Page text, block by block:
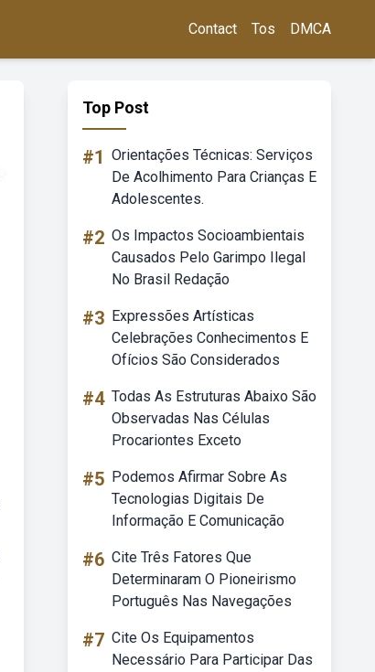
Contact Tos DMCA
Top Post
#1 Orientações Técnicas: Serviços
De Acolhimento Para Crianças E
Adolescentes.
#2 Os Impactos Socioambientais
Causados Pelo Garimpo Ilegal
No Brasil Redação
#3 Expressões Artísticas
Celebrações Conhecimentos E
Ofícios São Considerados
#4 Todas As Estruturas Abaixo São
Observadas Nas Células
Procariontes Exceto
#5 Podemos Afirmar Sobre As
Tecnologias Digitais De
Informação E Comunicação
#6 Cite Três Fatores Que
Determinaram O Pioneirismo
Português Nas Navegações
#7 Cite Os Equipamentos
Necessário Para Participar Das